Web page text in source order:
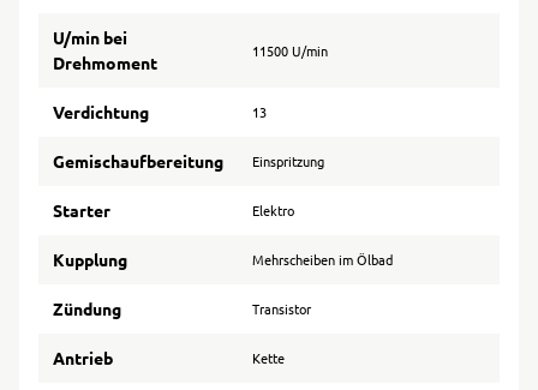
U/min bei
Drehmoment
11500 U/min
Verdichtung 13
Gemischaufbereitung Einspritzung
Starter Elektro
Kupplung Mehrscheiben im Ölbad
Zündung Transistor
Antrieb Kette